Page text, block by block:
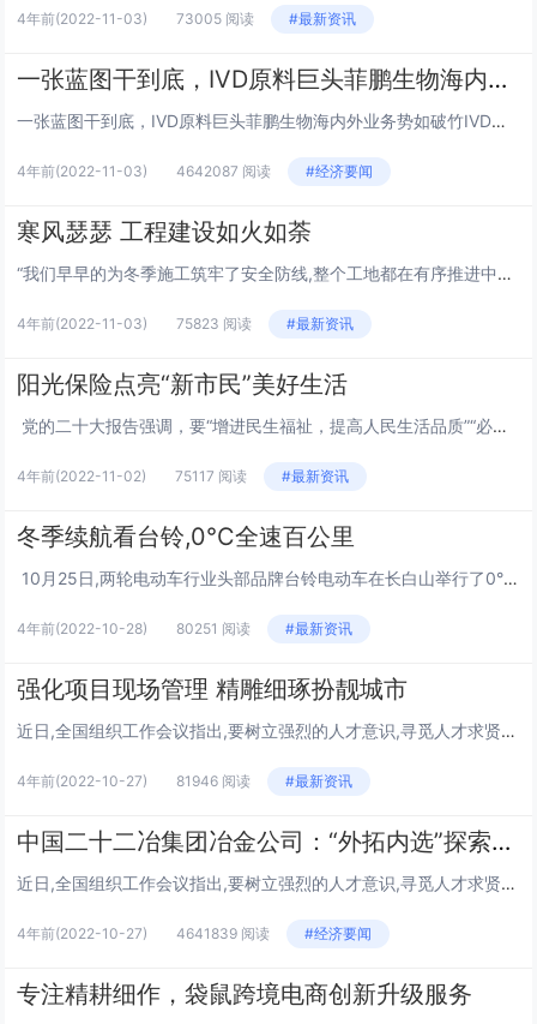
4年前(2022-11-03) 73005 阅读 #最新资讯
一张蓝图干到底，IVD原料巨头菲鹏生物海内外业务势如破竹
一张蓝图干到底，IVD原料巨头菲鹏生物海内外业务势如破竹IVD行业作为中国乃至全球器械领域的第一大细分，尽管中下游有加速内卷趋势，但上游对于国产玩家来说仍然是一片“处女地”。2019年，我国IVD原料市场中进口产品市场份额为88%，有机构预...
4年前(2022-11-03) 4642087 阅读 #经济要闻
寒风瑟瑟 工程建设如火如荼
“我们早早的为冬季施工筑牢了安全防线,整个工地都在有序推进中。”在山西东辉焦化项目的施工现场,施工单位中国二十二冶集团冶金公司项目经理介绍道。进入四季度以来,项目部第一时间成立了冬季施工领导小组,提前落实冬季安全教育培训工作,防作业人员人身...
4年前(2022-11-03) 75823 阅读 #最新资讯
阳光保险点亮“新市民”美好生活
党的二十大报告强调，要“增进民生福祉，提高人民生活品质”“必须坚持在发展中保障和改善民生，鼓励共同奋斗创造美好生活，不断实现人民对美好生活的向往”。随着我国工业化、城镇化和农业现代化进程的深入推进，约有3亿人口通过创业就业、子女...
4年前(2022-11-02) 75117 阅读 #最新资讯
冬季续航看台铃,0°C全速百公里
10月25日,两轮电动车行业头部品牌台铃电动车在长白山举行了0°C全速跑百公里寒冬里程挑战赛。台铃携新品超能二代标兵0°C版、大漂亮0°C版八辆电动车全员0°C全速开跑,以一次充电历时3小时05分钟跑出百公里的好成绩(所有参赛车...
4年前(2022-10-28) 80251 阅读 #最新资讯
强化项目现场管理 精雕细琢扮靓城市
近日,全国组织工作会议指出,要树立强烈的人才意识,寻觅人才求贤若渴,发现人才如获至宝,举荐人才不拘一格,使用人才各尽其能。这一重要论述深刻阐述了树立人才意识的重要性。长期以来,中国二十二冶集团冶金公司打造了一支规模宏大、素质优良、门类齐全、...
4年前(2022-10-27) 81946 阅读 #最新资讯
中国二十二冶集团冶金公司：“外拓内选”探索人才培养新模式
近日,全国组织工作会议指出,要树立强烈的人才意识,寻觅人才求贤若渴,发现人才如获至宝,举荐人才不拘一格,使用人才各尽其能。这一重要论述深刻阐述了树立人才意识的重要性。长期以来,中国二十二冶集团冶金公司打造了一支规模宏大、素质优良、门类齐全、...
4年前(2022-10-27) 4641839 阅读 #经济要闻
专注精耕细作，袋鼠跨境电商创新升级服务